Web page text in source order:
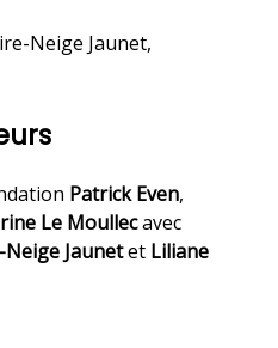
Neige Jaunet,
Patrick Even,
Le Moullecavec
Neige Jaunetet Liliane